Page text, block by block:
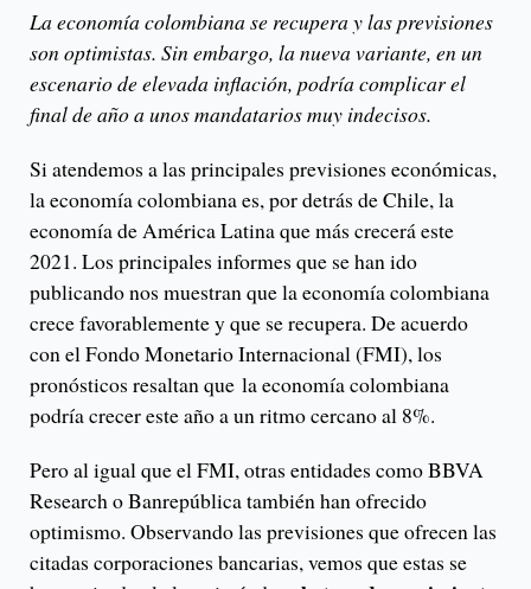
La economía colombiana se recupera y las previsiones
son optimistas. Sin embargo, la nueva variante, en un
escenario de elevada inflación, podría complicar el
final de año a unos mandatarios muy indecisos.
Si atendemos a las principales previsiones económicas,
la economía colombiana es, por detrás de Chile, la
economía de América Latina que más crecerá este
2021. Los principales informes que se han ido
publicando nos muestran que la economía colombiana
crece favorablemente y que se recupera. De acuerdo
con el Fondo Monetario Internacional (FMI), los
pronósticos resaltan que la economía colombiana
podría crecer este año a un ritmo cercano al 8%.
Pero al igual que el FMI, otras entidades como BBVA
Research o Banrepública también han ofrecido
optimismo. Observando las previsiones que ofrecen las
citadas corporaciones bancarias, vemos que estas se